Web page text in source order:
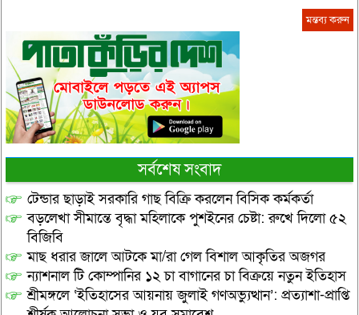
সর্বশেষ সংবাদ
টেন্ডার ছাড়াই সরকারি গাছ বিক্রি করলেন বিসিক কর্মকর্তা
বড়লেখা সীমান্তে বৃদ্ধা মহিলাকে পুশইনের চেষ্টা: রুখে দিলো ৫২
বিজিবি
মাছ ধরার জালে আটকে মা/রা গেল বিশাল আকৃতির অজগর
ন্যাশনাল টি কোম্পানির ১২ চা বাগানের চা বিক্রয়ে নতুন ইতিহাস
শ্রীমঙ্গলে ‘ইতিহাসের আয়নায় জুলাই গণঅভ্যুত্থান’: প্রত্যাশা-প্রাপ্তি